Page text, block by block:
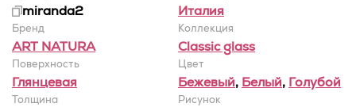
miranda2 Италия
Бренд
ART NATURA
Коллекция
Classic glass
Поверхность
Глянцевая
Цвет
Бежевый, Белый, Голубой
Толщина Рисунок